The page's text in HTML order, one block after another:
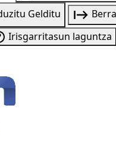
Gelditu
Irisgarritasun laguntza